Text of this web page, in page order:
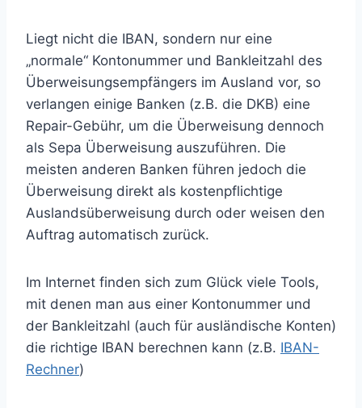
Liegt nicht die IBAN, sondern nur eine
„normale“ Kontonummer und Bankleitzahl des
Überweisungsempfängers im Ausland vor, so
verlangen einige Banken (z.B. die DKB) eine
Repair-Gebühr, um die Überweisung dennoch
als Sepa Überweisung auszuführen. Die
meisten anderen Banken führen jedoch die
Überweisung direkt als kostenpflichtige
Auslandsüberweisung durch oder weisen den
Auftrag automatisch zurück.
Im Internet finden sich zum Glück viele Tools,
mit denen man aus einer Kontonummer und
der Bankleitzahl (auch für ausländische Konten)
die richtige IBAN berechnen kann (z.B. IBAN-
Rechner)